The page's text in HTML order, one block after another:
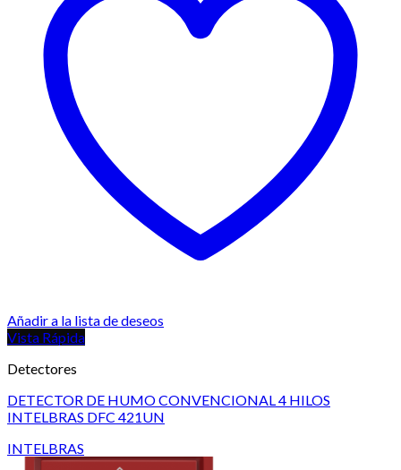
Añadir a la lista de deseos
Vista Rápida
Detectores
DETECTOR DE HUMO CONVENCIONAL 4 HILOS
INTELBRAS DFC 421UN
INTELBRAS